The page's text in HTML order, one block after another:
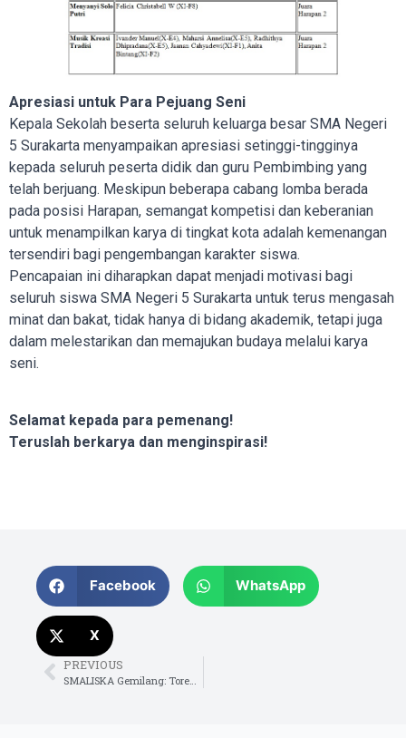
Apresiasi untuk Para Pejuang Seni
Kepala Sekolah beserta seluruh keluarga besar SMA Negeri
5 Surakarta menyampaikan apresiasi setinggi-tingginya
kepada seluruh peserta didik dan guru Pembimbing yang
telah berjuang. Meskipun beberapa cabang lomba berada
pada posisi Harapan, semangat kompetisi dan keberanian
untuk menampilkan karya di tingkat kota adalah kemenangan
tersendiri bagi pengembangan karakter siswa.
Pencapaian ini diharapkan dapat menjadi motivasi bagi
seluruh siswa SMA Negeri 5 Surakarta untuk terus mengasah
minat dan bakat, tidak hanya di bidang akademik, tetapi juga
dalam melestarikan dan memajukan budaya melalui karya
seni.
Selamat kepada para pemenang!
Teruslah berkarya dan menginspirasi!
Facebook WhatsApp
X
PREVIOUS